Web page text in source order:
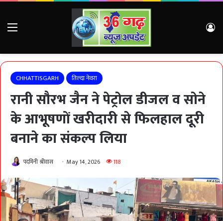
Menu
CHHATTISGARH तिल्दा नेवरा
रानी सौरभ जैन ने पेट्रोल डीजल व सोने
के आभूषणों खरीदारी से फिलहाल दूरी
बनाने का संकल्प लिया
पदमिनी श्रीवास May 14, 2026 118